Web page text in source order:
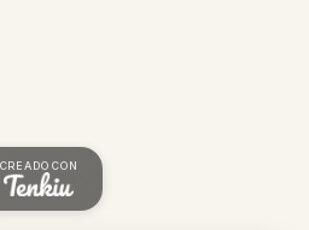
CREADO CON